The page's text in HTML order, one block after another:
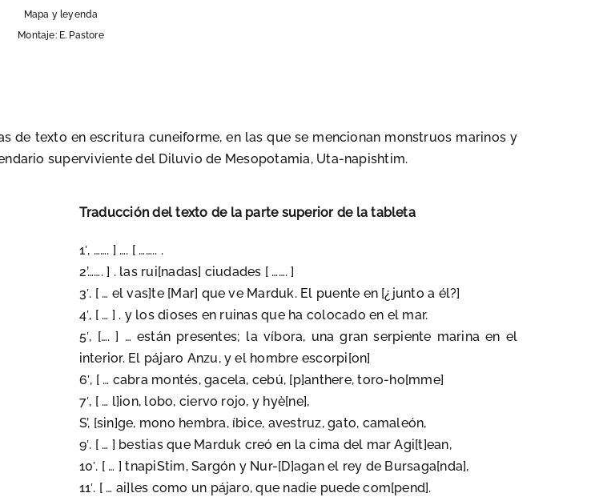
Mapa y leyenda
Montaje: E. Pastore
de texto en escritura cuneiforme, en las que se mencionan monstruos marinos y
superviviente del Diluvio de Mesopotamia, Uta-napishtim.
Traducción del texto de la parte superior de la tableta
1′, ……. ] …. [ …….. .
2’……. ] . las rui[nadas] ciudades [ ……. ]
3′. [ … el vas]te [Mar] que ve Marduk. El puente en [¿junto a él?]
4′, [ … ] . y los dioses en ruinas que ha colocado en el mar.
5′, […. ] … están presentes; la víbora, una gran serpiente marina en el
interior. El pájaro Anzu, y el hombre escorpi[on]
6′, [ … cabra montés, gacela, cebú, [p]anthere, toro-ho[mme]
7′, [ … l]ion, lobo, ciervo rojo, y hyè[ne],
S’, [sin]ge, mono hembra, íbice, avestruz, gato, camaleón,
9′. [ … ] bestias que Marduk creó en la cima del mar Agi[t]ean,
10′. [ … ] tnapiStim,Sargón y Nur-[D]agan el rey de Bursaga[nda],
11′. [ … ai]les como un pájaro, que nadie puede com[pend].